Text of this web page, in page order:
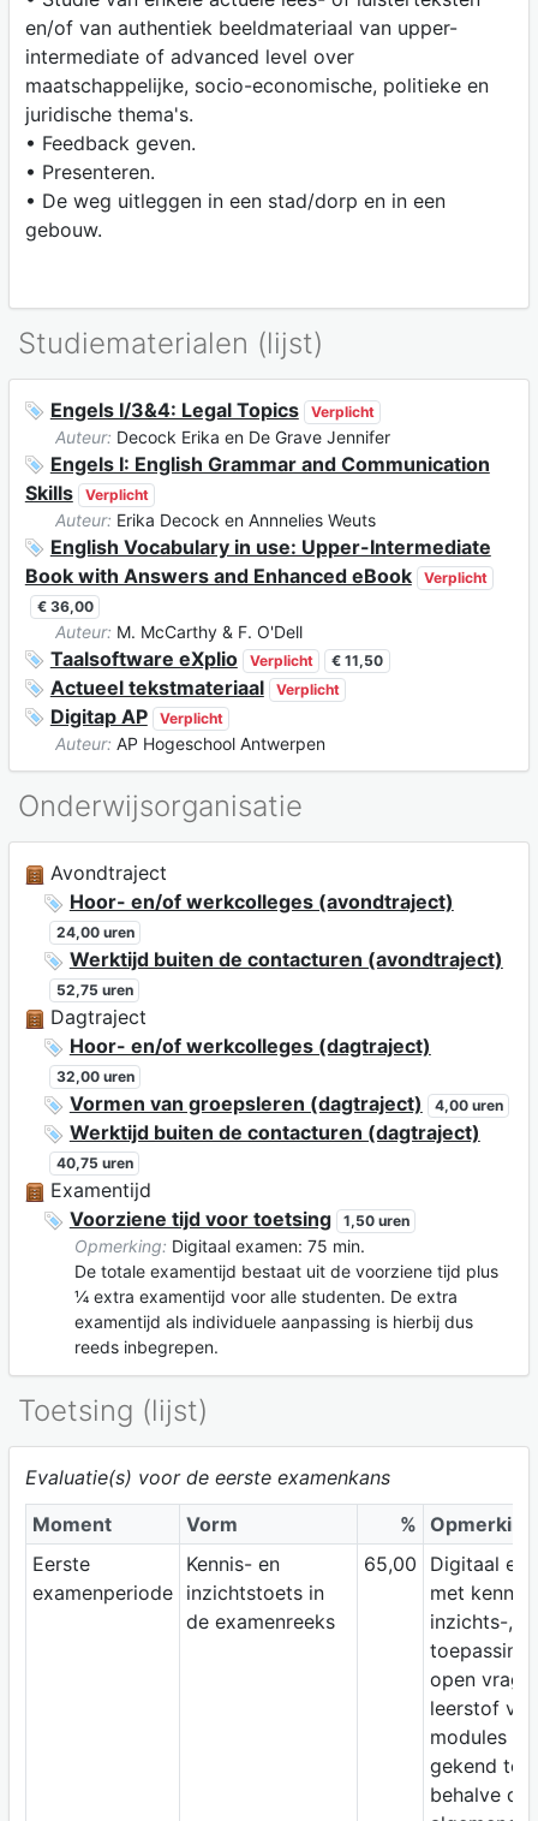
en/of van authentiek beeldmateriaal van upper-
intermediate of advanced level over
maatschappelijke, socio-economische, politieke en
juridische thema's.
• Feedback geven.
• Presenteren.
• De weg uitleggen in een stad/dorp en in een
gebouw.
Studiematerialen (lijst)
Engels I/3&4: Legal Topics Verplicht
Auteur: Decock Erika en De Grave Jennifer
Engels I: English Grammar and Communication
Skills
Verplicht
Auteur: Erika Decock en Annnelies Weuts
English Vocabulary in use: Upper-Intermediate
Book with Answers and Enhanced eBook
Verplicht
€ 36,00
Auteur: M. McCarthy & F. O'Dell
Taalsoftware eXplio Verplicht € 11,50
Actueel tekstmateriaal Verplicht
Digitap AP Verplicht
Auteur: AP Hogeschool Antwerpen
Onderwijsorganisatie
Avondtraject
Hoor- en/of werkcolleges (avondtraject)
24,00 uren
Werktijd buiten de contacturen (avondtraject)
52,75 uren
Dagtraject
Hoor- en/of werkcolleges (dagtraject)
32,00 uren
Vormen van groepsleren (dagtraject) 4,00 uren
Werktijd buiten de contacturen (dagtraject)
40,75 uren
Examentijd
Voorziene tijd voor toetsing
1,50 uren
Opmerking: Digitaal examen: 75 min.
De totale examentijd bestaat uit de voorziene tijd plus
¼ extra examentijd voor alle studenten. De extra
examentijd als individuele aanpassing is hierbij dus
reeds inbegrepen.
Toetsing (lijst)
Evaluatie(s) voor de eerste examenkans
Moment
Vorm % Opmerking
Eerste
examenperiode
Kennis- en
inzichtstoets in
de examenreeks
65,00
Digitaal
met
inzichts-,
open
leerstof
modules
gekend te
behalve de